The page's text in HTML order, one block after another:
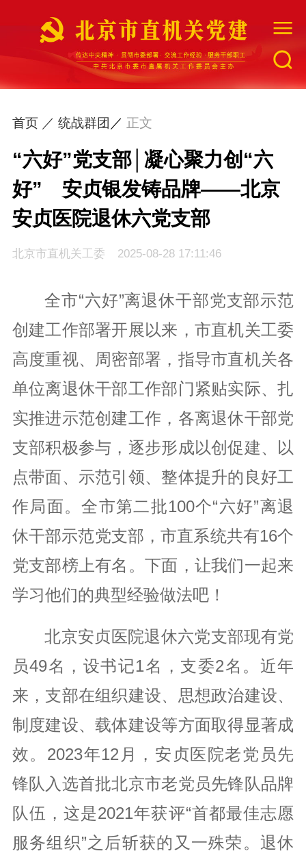
工委简介
最新资讯
组织建设
指导督促
党风廉政
统战群团
党建研究
首页 ／ 统战群团 ／ 正文
“六好”党支部│凝心聚力创“六
好” 安贞银发铸品牌——北京
安贞医院退休六党支部
北京市直机关工委 2025-08-28 17:11:46
全市“六好”离退休干部党支部示范
创建工作部署开展以来，市直机关工委
高度重视、周密部署，指导市直机关各
单位离退休干部工作部门紧贴实际、扎
实推进示范创建工作，各离退休干部党
支部积极参与，逐步形成以创促建、以
点带面、示范引领、整体提升的良好工
作局面。全市第二批100个“六好”离退
休干部示范党支部，市直系统共有16个
党支部榜上有名。下面，让我们一起来
学习他们的典型经验做法吧！
北京安贞医院退休六党支部现有党
员49名，设书记1名，支委2名。近年
来，支部在组织建设、思想政治建设、
制度建设、载体建设等方面取得显著成
效。2023年12月，安贞医院老党员先
锋队入选首批北京市老党员先锋队品牌
队伍，这是2021年获评“首都最佳志愿
服务组织”之后斩获的又一殊荣。退休